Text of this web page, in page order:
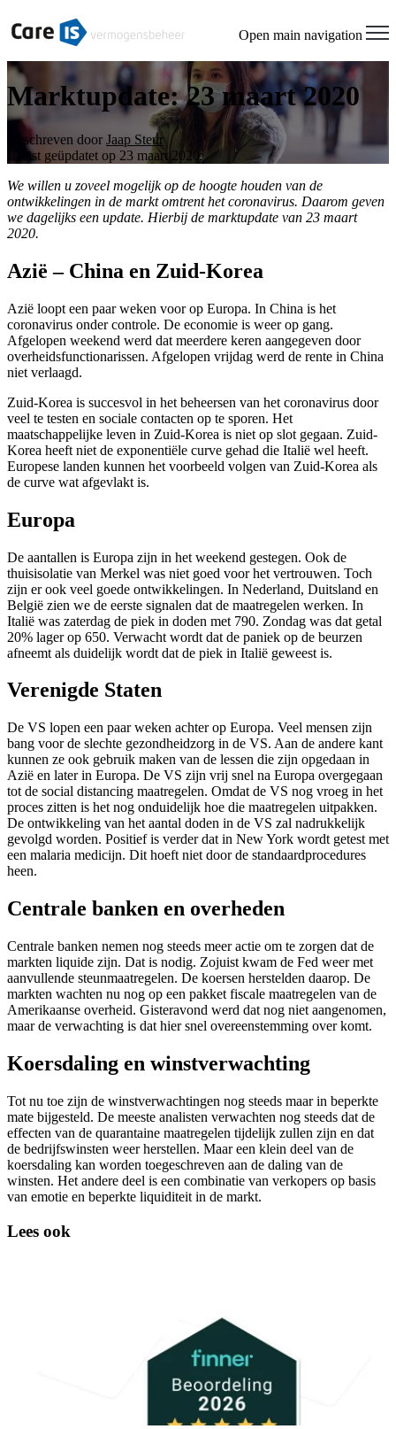
Open main navigation
Marktupdate: 23 maart 2020
Geschreven door Jaap Steur
Laatst geüpdatet op 23 maart 2020
We willen u zoveel mogelijk op de hoogte houden van de
ontwikkelingen in de markt omtrent het coronavirus. Daarom geven
we dagelijks een update. Hierbij de marktupdate van 23 maart
2020.
Azië – China en Zuid-Korea
Azië loopt een paar weken voor op Europa. In China is het
coronavirus onder controle. De economie is weer op gang.
Afgelopen weekend werd dat meerdere keren aangegeven door
overheidsfunctionarissen. Afgelopen vrijdag werd de rente in China
niet verlaagd.
Zuid-Korea is succesvol in het beheersen van het coronavirus door
veel te testen en sociale contacten op te sporen. Het
maatschappelijke leven in Zuid-Korea is niet op slot gegaan. Zuid-
Korea heeft niet de exponentiële curve gehad die Italië wel heeft.
Europese landen kunnen het voorbeeld volgen van Zuid-Korea als
de curve wat afgevlakt is.
Europa
De aantallen is Europa zijn in het weekend gestegen. Ook de
thuisisolatie van Merkel was niet goed voor het vertrouwen. Toch
zijn er ook veel goede ontwikkelingen. In Nederland, Duitsland en
België zien we de eerste signalen dat de maatregelen werken. In
Italië was zaterdag de piek in doden met 790. Zondag was dat getal
20% lager op 650. Verwacht wordt dat de paniek op de beurzen
afneemt als duidelijk wordt dat de piek in Italië geweest is.
Verenigde Staten
De VS lopen een paar weken achter op Europa. Veel mensen zijn
bang voor de slechte gezondheidzorg in de VS. Aan de andere kant
kunnen ze ook gebruik maken van de lessen die zijn opgedaan in
Azië en later in Europa. De VS zijn vrij snel na Europa overgegaan
tot de social distancing maatregelen. Omdat de VS nog vroeg in het
proces zitten is het nog onduidelijk hoe die maatregelen uitpakken.
De ontwikkeling van het aantal doden in de VS zal nadrukkelijk
gevolgd worden. Positief is verder dat in New York wordt getest met
een malaria medicijn. Dit hoeft niet door de standaardprocedures
heen.
Centrale banken en overheden
Centrale banken nemen nog steeds meer actie om te zorgen dat de
markten liquide zijn. Dat is nodig. Zojuist kwam de Fed weer met
aanvullende steunmaatregelen. De koersen herstelden daarop. De
markten wachten nu nog op een pakket fiscale maatregelen van de
Amerikaanse overheid. Gisteravond werd dat nog niet aangenomen,
maar de verwachting is dat hier snel overeenstemming over komt.
Koersdaling en winstverwachting
Tot nu toe zijn de winstverwachtingen nog steeds maar in beperkte
mate bijgesteld. De meeste analisten verwachten nog steeds dat de
effecten van de quarantaine maatregelen tijdelijk zullen zijn en dat
de bedrijfswinsten weer herstellen. Maar een klein deel van de
koersdaling kan worden toegeschreven aan de daling van de
winsten. Het andere deel is een combinatie van verkopers op basis
van emotie en beperkte liquiditeit in de markt.
Lees ook